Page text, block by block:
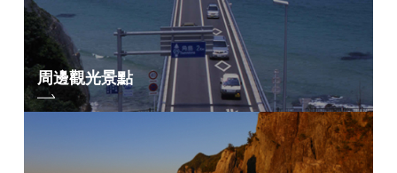
周邊觀光景點